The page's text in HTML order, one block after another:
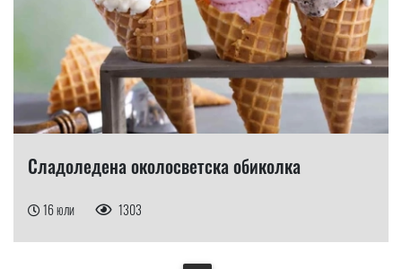
Сладоледена околосветска обиколка
16 юли 1303